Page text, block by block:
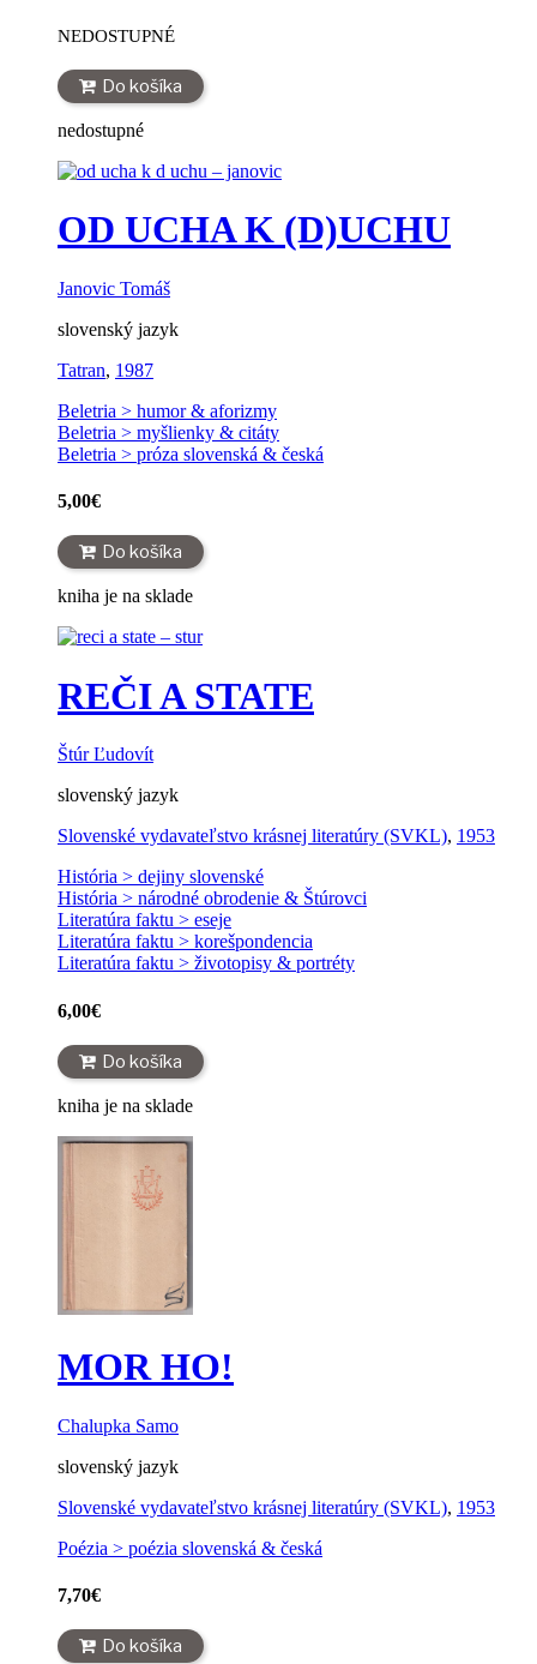
NEDOSTUPNÉ
Do košíka
nedostupné
OD UCHA K (D)UCHU
Janovic Tomáš
slovenský jazyk
Tatran, 1987
Beletria > humor & aforizmy
Beletria > myšlienky & citáty
Beletria > próza slovenská & česká
5,00€
Do košíka
kniha je na sklade
REČI A STATE
Štúr Ľudovít
slovenský jazyk
Slovenské vydavateľstvo krásnej literatúry (SVKL), 1953
História > dejiny slovenské
História > národné obrodenie & Štúrovci
Literatúra faktu > eseje
Literatúra faktu > korešpondencia
Literatúra faktu > životopisy & portréty
6,00€
Do košíka
kniha je na sklade
MOR HO!
Chalupka Samo
slovenský jazyk
Slovenské vydavateľstvo krásnej literatúry (SVKL), 1953
Poézia > poézia slovenská & česká
7,70€
Do košíka